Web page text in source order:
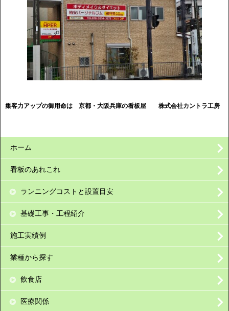
集客力アップの御用命は 京都・大阪兵庫の看板屋 株式会社カントラ工房
ホーム
看板のあれこれ
ランニングコストと設置目安
基礎工事・工程紹介
施工実績例
業種から探す
飲食店
医療関係